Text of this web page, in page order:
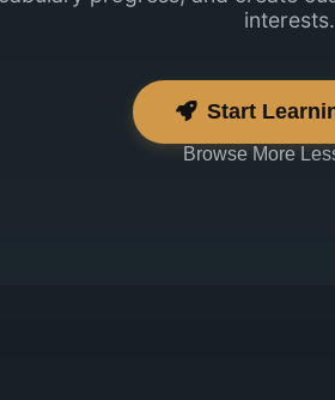
interests.
Start
Browse More